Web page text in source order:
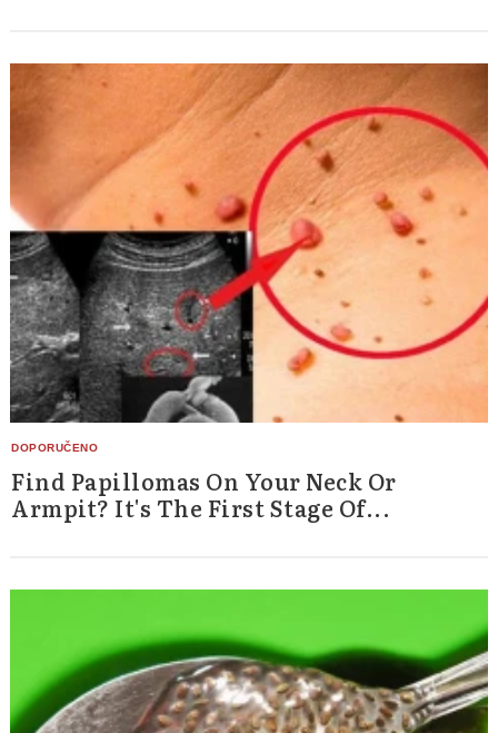
Find Papillomas On Your Neck Or
Armpit? It's The First Stage Of...